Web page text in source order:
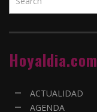
Hoyaldia.com
ACTUALIDAD
AGENDA